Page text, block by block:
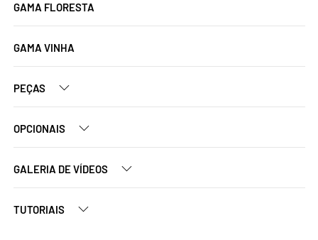
GAMA FLORESTA
GAMA VINHA
PEÇAS
OPCIONAIS
GALERIA DE VÍDEOS
TUTORIAIS